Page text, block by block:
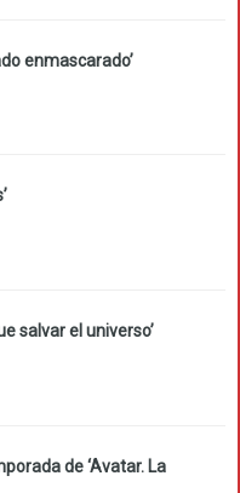
enmascarado’
salvar el universo’
de ‘Avatar. La